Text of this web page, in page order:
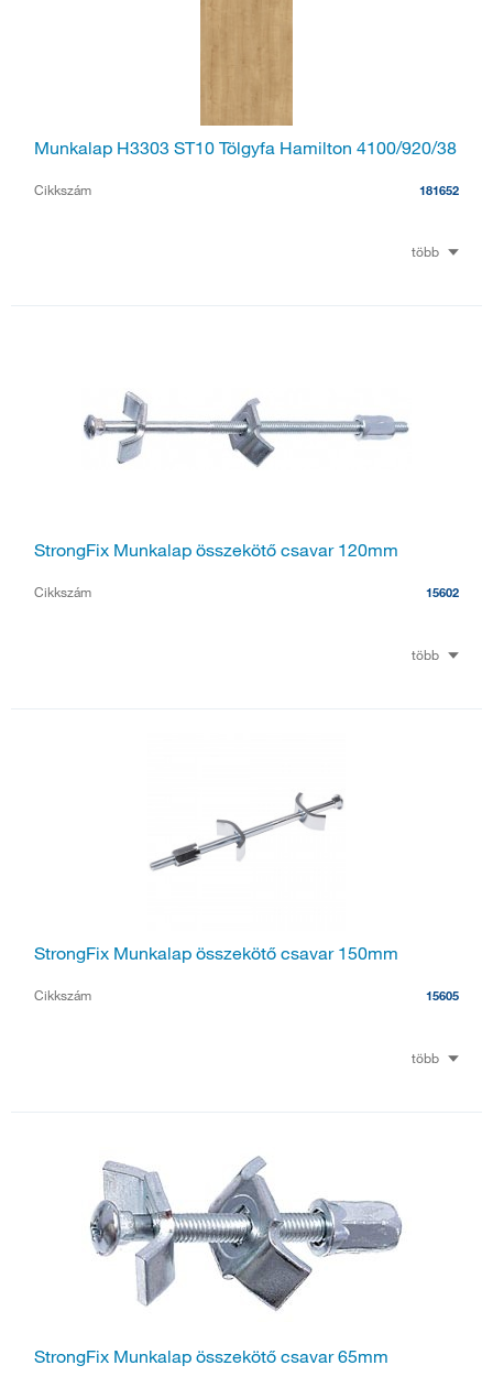
Munkalap H3303 ST10 Tölgyfa Hamilton 4100/920/38
Cikkszám 181652
több
StrongFix Munkalap összekötő csavar 120mm
Cikkszám 15602
több
StrongFix Munkalap összekötő csavar 150mm
Cikkszám 15605
több
StrongFix Munkalap összekötő csavar 65mm